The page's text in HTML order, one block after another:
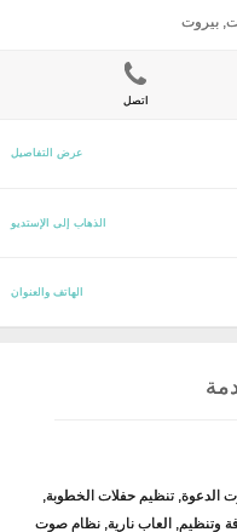
بيروت
اتصل
عرض التفاصيل
الذهاب إلى الإستديو
الهاتف والعنوان
الدعوة, تنظيم حفلات الخطوبة,
وتنظيم, العاب نارية, نظام صوت